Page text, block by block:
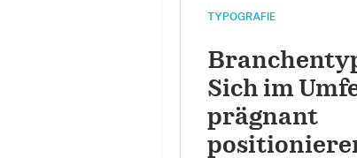
TYPOGRAFIE
Sich im
prägnant